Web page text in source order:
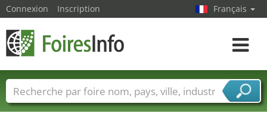
Connexion Inscription Français
Toggle
Foire noms Pays Villes
Secteurs de foire